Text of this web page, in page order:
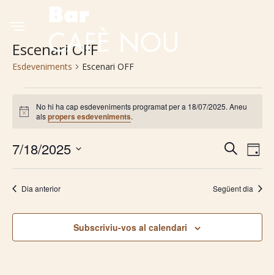
Escenari OFF
Esdeveniments Escenari OFF
Esdeveniments
del
18/07/2025
Avís
No hi ha cap esdeveniments programat per a 18/07/2025. Aneu
alspropers esdeveniments.
visual
i
cerca
Cerca
de
Dia
7/18/2025
Selecciona
data.
Dia anterior Següent dia
Subscriviu-vos al calendari